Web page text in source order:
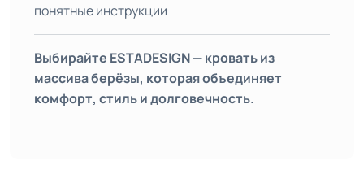
понятные инструкции
Выбирайте ESTADESIGN— кровать из
массива берёзы, которая объединяет
комфорт, стиль и долговечность.